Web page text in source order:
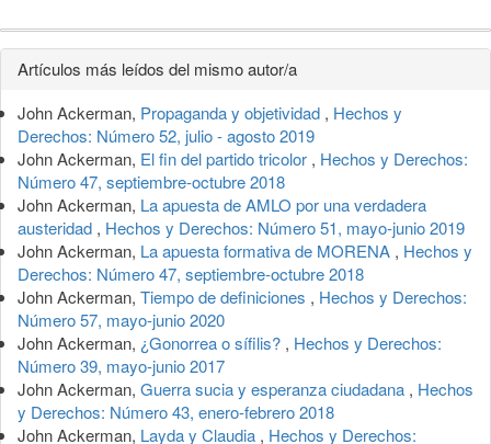
Detalles
del
artículo
Artículos más leídos del mismo autor/a
John Ackerman, Propaganda y objetividad , Hechos y
Derechos: Número 52, julio - agosto 2019
John Ackerman, El fin del partido tricolor , Hechos y Derechos:
Número 47, septiembre-octubre 2018
John Ackerman, La apuesta de AMLO por una verdadera
austeridad , Hechos y Derechos: Número 51, mayo-junio 2019
John Ackerman, La apuesta formativa de MORENA , Hechos y
Derechos: Número 47, septiembre-octubre 2018
John Ackerman, Tiempo de definiciones , Hechos y Derechos:
Número 57, mayo-junio 2020
John Ackerman, ¿Gonorrea o sífilis? , Hechos y Derechos:
Número 39, mayo-junio 2017
John Ackerman, Guerra sucia y esperanza ciudadana , Hechos
y Derechos: Número 43, enero-febrero 2018
John Ackerman, Layda y Claudia , Hechos y Derechos: